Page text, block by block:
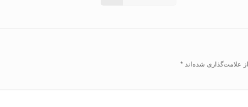
علامت‌گذاری شده‌اند*